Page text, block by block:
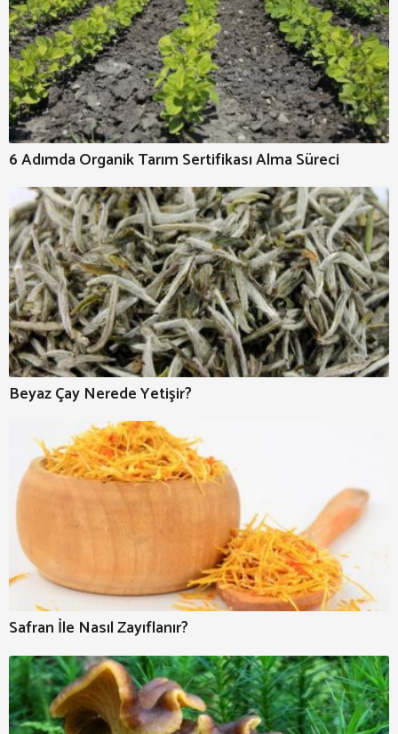
6 Adımda Organik Tarım Sertifikası Alma Süreci
Beyaz Çay Nerede Yetişir?
Safran İle Nasıl Zayıflanır?